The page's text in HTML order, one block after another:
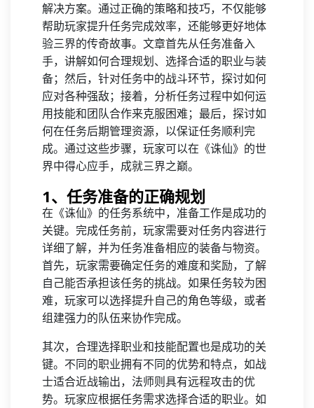
解决方案。通过正确的策略和技巧，不仅能够
帮助玩家提升任务完成效率，还能够更好地体
验三界的传奇故事。文章首先从任务准备入
手，讲解如何合理规划、选择合适的职业与装
备；然后，针对任务中的战斗环节，探讨如何
应对各种强敌；接着，分析任务过程中如何运
用技能和团队合作来克服困难；最后，探讨如
何在任务后期管理资源，以保证任务顺利完
成。通过这些步骤，玩家可以在《诛仙》的世
界中得心应手，成就三界之巅。
1、任务准备的正确规划
在《诛仙》的任务系统中，准备工作是成功的
关键。完成任务前，玩家需要对任务内容进行
详细了解，并为任务准备相应的装备与物资。
首先，玩家需要确定任务的难度和奖励，了解
自己能否承担该任务的挑战。如果任务较为困
难，玩家可以选择提升自己的角色等级，或者
组建强力的队伍来协作完成。
其次，合理选择职业和技能配置也是成功的关
键。不同的职业拥有不同的优势和特点，如战
士适合近战输出，法师则具有远程攻击的优
势。玩家应根据任务需求选择合适的职业。如